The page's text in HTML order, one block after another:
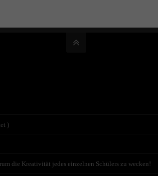
)
die Kreativität jedes einzelnen Schülers zu wecken!